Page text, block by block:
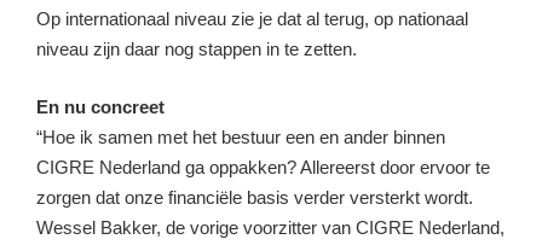
Op internationaal niveau zie je dat al terug, op nationaal
niveau zijn daar nog stappen in te zetten.
En nu concreet
“Hoe ik samen met het bestuur een en ander binnen
CIGRE Nederland ga oppakken? Allereerst door ervoor te
zorgen dat onze financiële basis verder versterkt wordt.
Wessel Bakker, de vorige voorzitter van CIGRE Nederland,